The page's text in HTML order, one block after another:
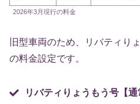
2026年3月現行の料金
旧型車両のため、リバティり
の料金設定です。
リバティりょうもう号【通